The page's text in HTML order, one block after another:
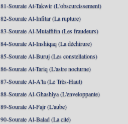
81-Sourate At-Takwir (L'obscurcissement)
82-Sourate Al-Infitar (La rupture)
83-Sourate Al-Mutaffifin (Les fraudeurs)
84-Sourate Al-Inshiqaq (La déchirure)
85-Sourate Al-Buruj (Les constellations)
86-Sourate At-Tariq (L'astre nocturne)
87-Sourate Al-A'la (Le Très-Haut)
88-Sourate Al-Ghashiya (L'enveloppante)
89-Sourate Al-Fajr (L'aube)
90-Sourate Al-Balad (La cité)